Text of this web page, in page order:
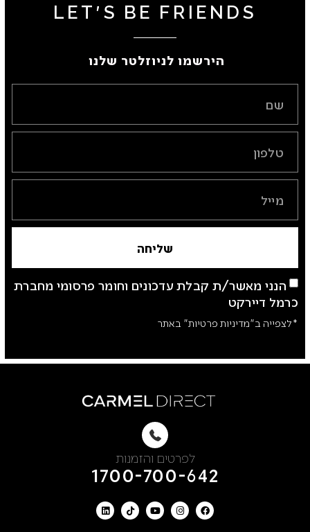
LET'S BE FRIENDS
הירשמו לניוזלטר שלנו ​
הנני מאשר/ת קבלת עדכונים וחומר פרסומי מחברת
כרמל דיירקט
*לצפייה ב"מדיניות פרטיות" באתר
שליחה
לפרטים והזמנות
1700-700-642